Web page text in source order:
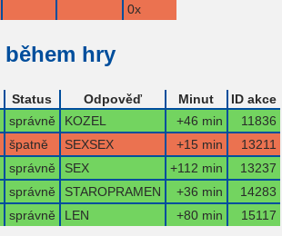
0x
hry
Status Odpověď Minut
ID akce
správně KOZEL +46 min
11836
špatně SEXSEX +15 min
13211
správně SEX +112 min
13237
správně STAROPRAMEN +36 min
14283
správně LEN +80 min 15117